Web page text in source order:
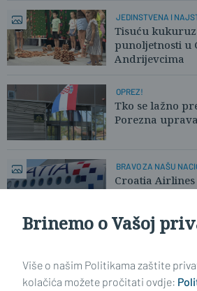
JEDINSTVENA I
Tisuću
punoljetnosti u
Andrijevcima
OPREZ!
Tko se lažno
Porezna
BRAVO ZA NAŠU
Croatia
Brinemo o Vašoj
Više o našim Politikama zaštite
kolačića možete pročitati ovdje: